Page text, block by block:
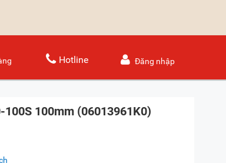
Hotline Đăng nhập
100mm (06013961K0)